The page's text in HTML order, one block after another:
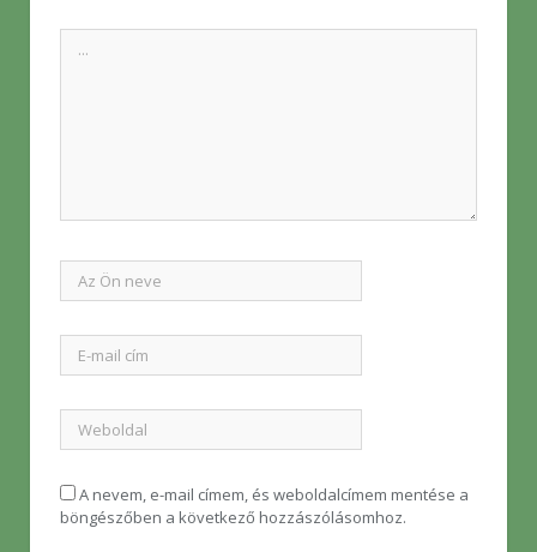
A nevem, e-mail címem, és weboldalcímem mentése a
böngészőben a következő hozzászólásomhoz.